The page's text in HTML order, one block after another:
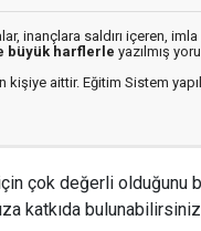
inançlara saldırı içeren, imla
büyük harflerle yazılmış
kişiye aittir. Eğitim Sistem
çok değerli olduğunu
katkıda